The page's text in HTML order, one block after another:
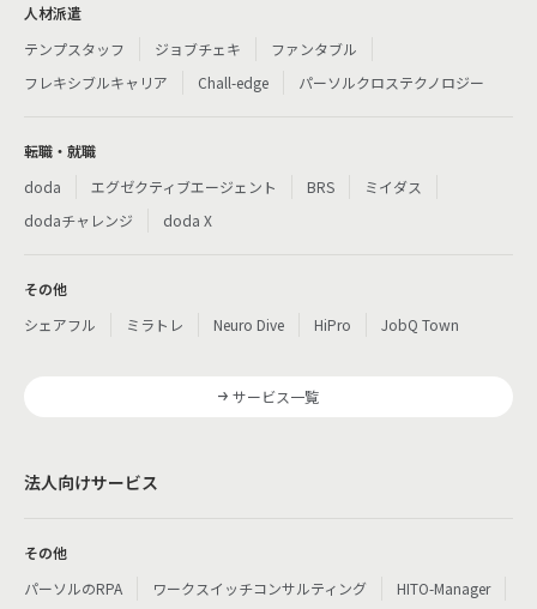
人材派遣
テンプスタッフ
ジョブチェキ
ファンタブル
フレキシブルキャリア
Chall-edge パーソルクロステクノロジー
転職・就職
doda
エグゼクティブエージェント BRS
ミイダス
dodaチャレンジ
doda X
その他
シェアフル
ミラトレ Neuro Dive HiPro JobQ Town
サービス一覧
法人向けサービス
その他
パーソルのRPA
ワークスイッチコンサルティング HITO-Manager